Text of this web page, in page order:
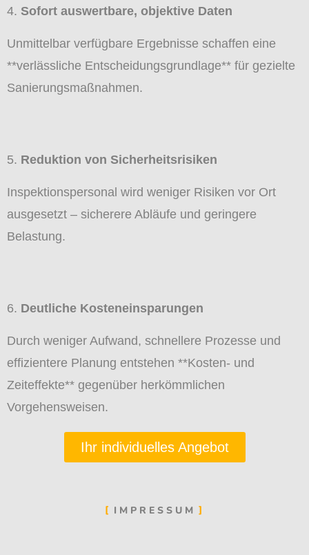
Sofort auswertbare, objektive Daten
Unmittelbar verfügbare Ergebnisse schaffen eine
**verlässliche Entscheidungsgrundlage** für gezielte
Sanierungsmaßnahmen.
Reduktion von Sicherheitsrisiken
Inspektionspersonal wird weniger Risiken vor Ort
ausgesetzt – sicherere Abläufe und geringere
Belastung.
Deutliche Kosteneinsparungen
Durch weniger Aufwand, schnellere Prozesse und
effizientere Planung entstehen **Kosten- und
Zeiteffekte** gegenüber herkömmlichen
Vorgehensweisen.
Ihr individuelles Angebot
IMPRESSUM